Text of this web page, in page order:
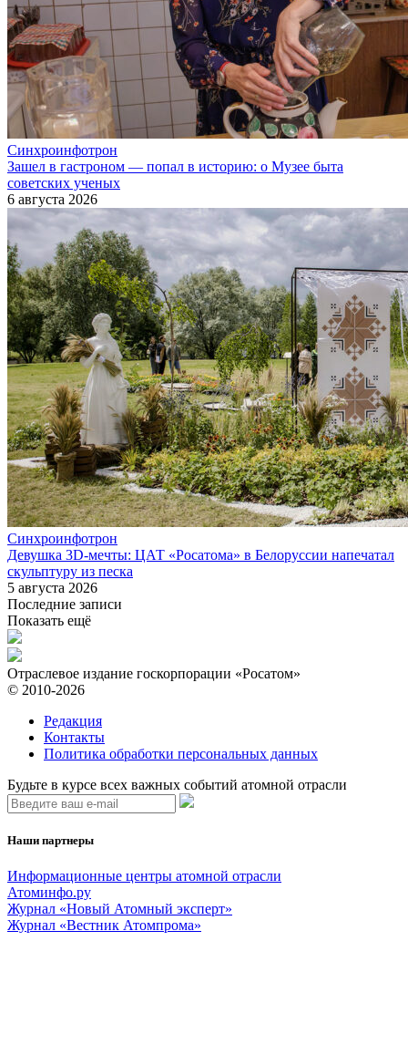
Синхроинфотрон
Зашел в гастроном — попал в историю: о Музее быта
советских ученых
6 августа 2026
Синхроинфотрон
Девушка 3D-мечты: ЦАТ «Росатома» в Белоруссии напечатал
скульптуру из песка
5 августа 2026
Последние записи
Показать ещё
Отраслевое издание госкорпорации «Росатом»
© 2010-2026
Редакция
Контакты
Политика обработки персональных данных
Будьте в курсе всех важных событий атомной отрасли
Наши партнеры
Информационные центры атомной отрасли
Атоминфо.ру
Журнал «Новый Атомный эксперт»
Журнал «Вестник Атомпрома»